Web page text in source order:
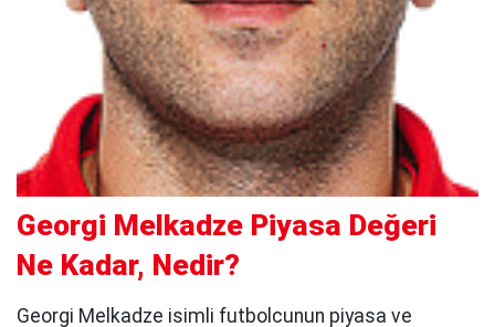
Georgi Melkadze Piyasa Değeri
Ne Kadar, Nedir?
Georgi Melkadze isimli futbolcunun piyasa ve